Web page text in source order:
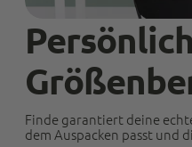
Finde garantiert deine
dem Auspacken passt und
Kann Euch
Hilfreich Ja
Anonymous
Trusted Shops